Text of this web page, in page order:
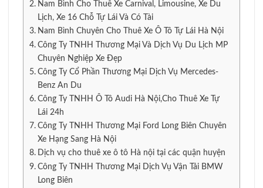
Nam Bình Cho Thuê Xe Carnival, Limousine, Xe Du
Lịch, Xe 16 Chỗ Tự Lái Và Có Tài
Nam Bình Chuyên Cho Thuê Xe Ô Tô Tự Lái Hà Nội
Công Ty TNHH Thương Mại Và Dịch Vụ Du Lịch MP
Chuyên Nghiệp Xe Đẹp
Công Ty Cổ Phần Thương Mại Dịch Vụ Mercedes-
Benz An Du
Công Ty TNHH Ô Tô Audi Hà Nội,Cho Thuê Xe Tự
Lái 24h
Công Ty TNHH Thương Mại Ford Long Biên Chuyên
Xe Hạng Sang Hà Nội
Dịch vụ cho thuê xe ô tô Hà nội tại các quận huyện
Công Ty TNHH Thương Mại Dịch Vụ Vận Tải BMW
Long Biên